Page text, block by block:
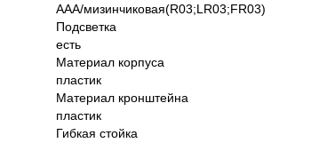
AAA/мизинчиковая(R03;LR03;FR03)
Подсветка
есть
Материал корпуса
пластик
Материал кронштейна
пластик
Гибкая стойка